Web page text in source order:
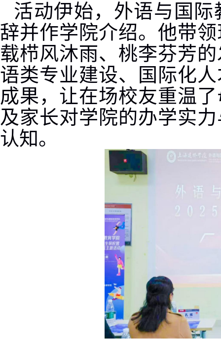
活动伊始，外语与国
辞并作学院介绍。 他带
载栉风沐雨、桃李芬芳
语类专业建设、国际化
成果，让在场校友重温
及家长对学院的办学实
认知。